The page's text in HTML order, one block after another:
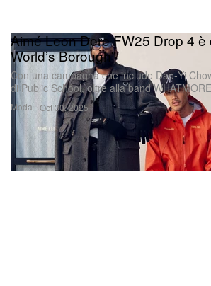
Moda
Aimé Leon Dore FW25 Drop 4 è
World’s Borough”
Con una campagna che include Dao‑Yi
di Public School, oltre alla band
Oct 30, 2025